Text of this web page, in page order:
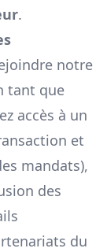
.
notre
tant que
accès à un
et
mandats),
des
du